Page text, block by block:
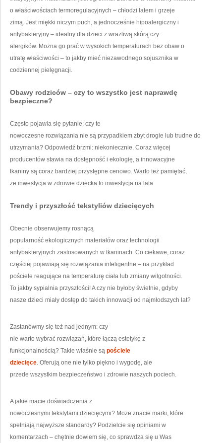
o właściwościach termoregulacyjnych – chłodzi latem i grzeje
zimą. Jest miękki niczym puch, a jednocześnie hipoalergiczny i
antybakteryjny – idealny dla dzieci z wrażliwą skórą czy
alergików. Można go prać w wysokich temperaturach bez obaw o
utratę właściwości – to jakby mieć niezawodnego sojusznika w
codziennej pielęgnacji.
Obawy rodziców – czy to wszystko jest naprawdę
bezpieczne?
Często pojawia się pytanie: czy te
nowoczesne rozwiązania nie są przypadkiem zbyt drogie lub trudne do
utrzymania? Odpowiedź brzmi: niekoniecznie. Coraz więcej
producentów stawia na dostępność i ekologię, a innowacyjne
tkaniny są coraz bardziej przystępne cenowo. Warto też pamiętać,
że inwestycja w zdrowie dziecka to inwestycja na lata.
Trendy i przyszłość tekstyliów dziecięcych
Obecnie obserwujemy rosnącą
popularność ekologicznych materiałów oraz technologii
antybakteryjnych zastosowanych w tkaninach. Co ciekawe, coraz
częściej pojawiają się rozwiązania inteligentne – na przykład
pościele reagujące na temperaturę ciała lub zmiany wilgotności.
To jakby sypialnia przyszłości! A czy nie byłoby świetnie, gdyby
nasze dzieci miały dostęp do takich innowacji od najmłodszych lat?
Zastanówmy się też nad jednym: czy
nie warto wybrać rozwiązań, które łączą estetykę z
funkcjonalnością? Takie właśnie są pościele
dziecięce. Oferują one nie tylko piękno i wygodę, ale
przede wszystkim bezpieczeństwo i zdrowie naszych pociech.
A jakie macie doświadczenia z
nowoczesnymi tekstylami dziecięcymi? Może znacie marki, które
spełniają najwyższe standardy? Podzielcie się opiniami w
komentarzach – chętnie dowiem się, co sprawdza się u Was